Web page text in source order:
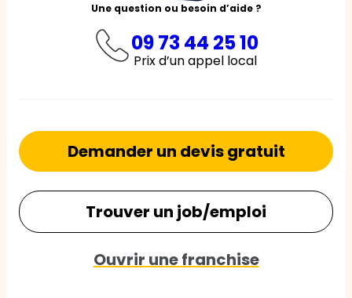
Une question ou besoin d’aide ?
09 73 44 25 10
Prix d’un appel local
Demander un devis gratuit
Trouver un job/emploi
Ouvrir une franchise